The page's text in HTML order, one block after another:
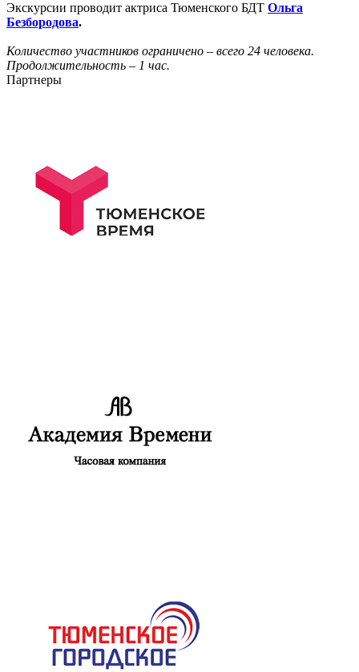
Экскурсии проводит актриса Тюменского БДТ Ольга
Безбородова.
Количество участников ограничено – всего 24 человека.
Продолжительность – 1 час.
Партнеры